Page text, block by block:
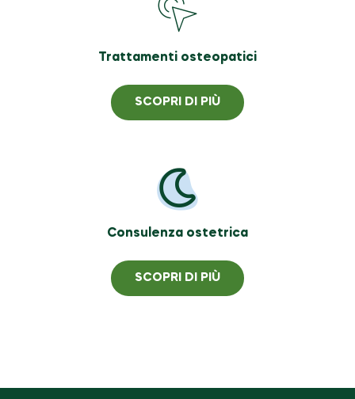
Trattamenti osteopatici
SCOPRI DI PIÙ
Consulenza ostetrica
SCOPRI DI PIÙ